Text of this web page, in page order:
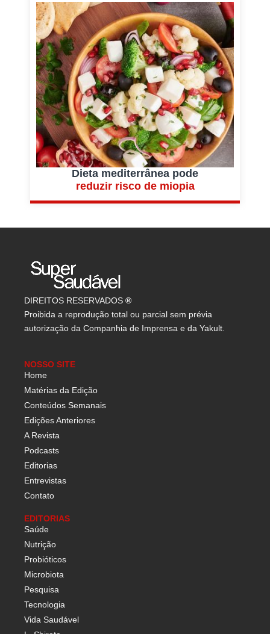
Dieta mediterrânea pode
reduzir risco de miopia
DIREITOS RESERVADOS ®
Proibida a reprodução total ou parcial sem prévia
autorização da Companhia de Imprensa e da Yakult.
NOSSO SITE
Home
Matérias da Edição
Conteúdos Semanais
Edições Anteriores
A Revista
Podcasts
Editorias
Entrevistas
Contato
EDITORIAS
Saúde
Nutrição
Probióticos
Microbiota
Pesquisa
Tecnologia
Vida Saudável